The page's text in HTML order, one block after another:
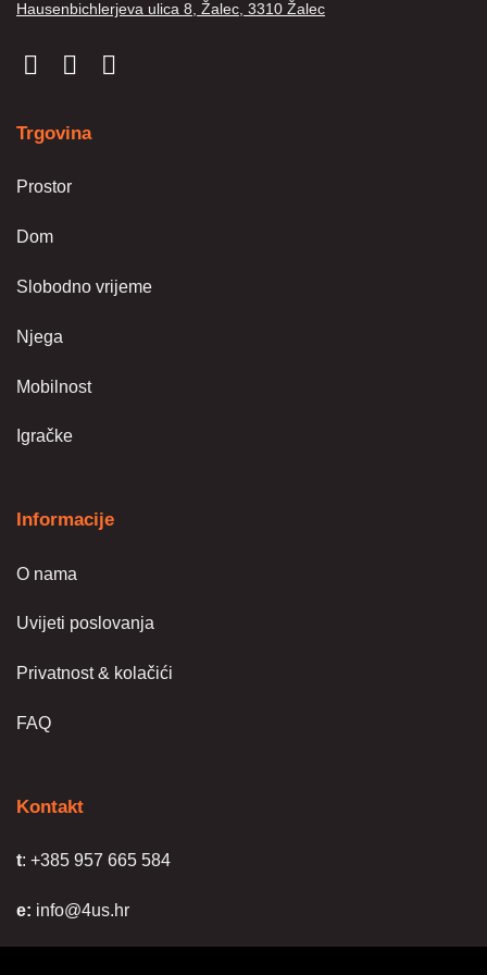
Hausenbichlerjeva ulica 8, Žalec, 3310 Žalec
Trgovina
Prostor
Dom
Slobodno vrijeme
Njega
Mobilnost
Igračke
Informacije
O nama
Uvijeti poslovanja
Privatnost & kolačići
FAQ
Kontakt
t: +385 957 665 584
e: info@4us.hr